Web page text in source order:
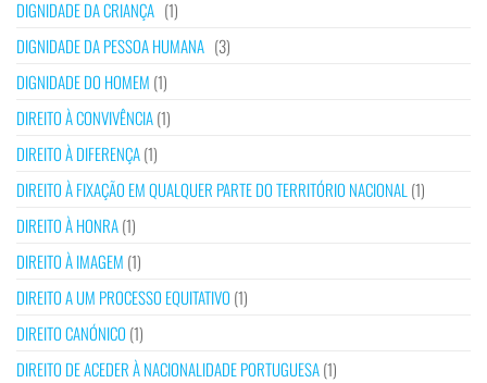
DIGNIDADE DA CRIANÇA (1)
DIGNIDADE DA PESSOA HUMANA (3)
DIGNIDADE DO HOMEM (1)
DIREITO À CONVIVÊNCIA(1)
DIREITO À DIFERENÇA(1)
DIREITO À FIXAÇÃO EM QUALQUER PARTE DO TERRITÓRIO NACIONAL (1)
DIREITO À HONRA(1)
DIREITO À IMAGEM (1)
DIREITO A UM PROCESSO EQUITATIVO (1)
DIREITO CANÓNICO (1)
DIREITO DE ACEDER À NACIONALIDADE PORTUGUESA(1)